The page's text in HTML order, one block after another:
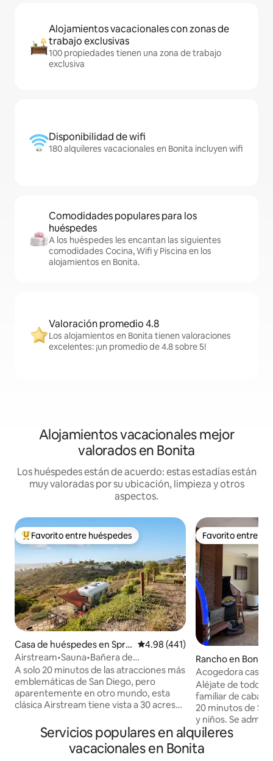
Alojamientos vacacionales con zonas de
trabajo exclusivas
100 propiedades tienen una zona de trabajo
exclusiva
Disponibilidad de wifi
180 alquileres vacacionales en Bonita incluyen wifi
Comodidades populares para los
huéspedes
A los huéspedes les encantan las siguientes
comodidades Cocina, Wifi y Piscina en los
alojamientos en Bonita.
Valoración promedio 4.8
Los alojamientos en Bonita tienen valoraciones
excelentes: ¡un promedio de 4.8 sobre 5!
Alojamientos vacacionales mejor
valorados en Bonita
Los huéspedes están de acuerdo: estas estadías están
muy valoradas por su ubicación, limpieza y otros
aspectos.
Favorito entre huéspedes preferido
Favorito entre huéspedes
Casa de huéspedes en Sprin
g Valley
Calificación promedio: 4.98 de
4.98 (441)
Airstream•Sauna•Bañera de
inmersión•Vistas•Fogata+Zoológico
adicional
A solo 20 minutos de las atracciones más
emblemáticas de San Diego, pero
aparentemente en otro mundo, esta
clásica Airstream tiene vista a 30 acres
silvestre y pimenteros de California, con
amplias vistas de la ciudad y del
Favorito entre
Favorito entre
Rancho en Bonita
Acogedora casa
dormitorio/
Aléjate de todo y
familiar de
20 minutos de
y niños. Se
baja de una casa
independiente,
entretenimiento
Servicios populares en alquileres
vacacionales en Bonita